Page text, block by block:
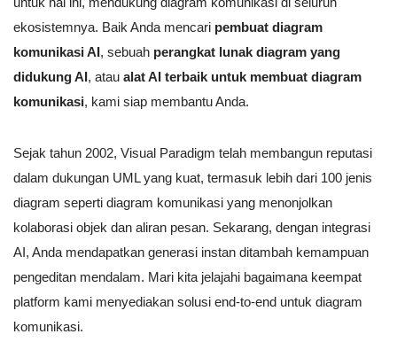
ekosistemnya. Baik Anda mencari pembuat diagram
komunikasi AI, sebuah perangkat lunak diagram yang
didukung AI, atau alat AI terbaik untuk membuat diagram
komunikasi, kami siap membantu Anda.
Sejak tahun 2002, Visual Paradigm telah membangun reputasi
dalam dukungan UML yang kuat, termasuk lebih dari 100 jenis
diagram seperti diagram komunikasi yang menonjolkan
kolaborasi objek dan aliran pesan. Sekarang, dengan integrasi
AI, Anda mendapatkan generasi instan ditambah kemampuan
pengeditan mendalam. Mari kita jelajahi bagaimana keempat
platform kami menyediakan solusi end-to-end untuk diagram
komunikasi.